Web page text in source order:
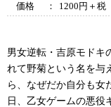
価格
： 1200円＋税
男女逆転・吉原モドキ
れて野菊という名を与
ら、なぜだか自分も女
日、乙女ゲームの悪役